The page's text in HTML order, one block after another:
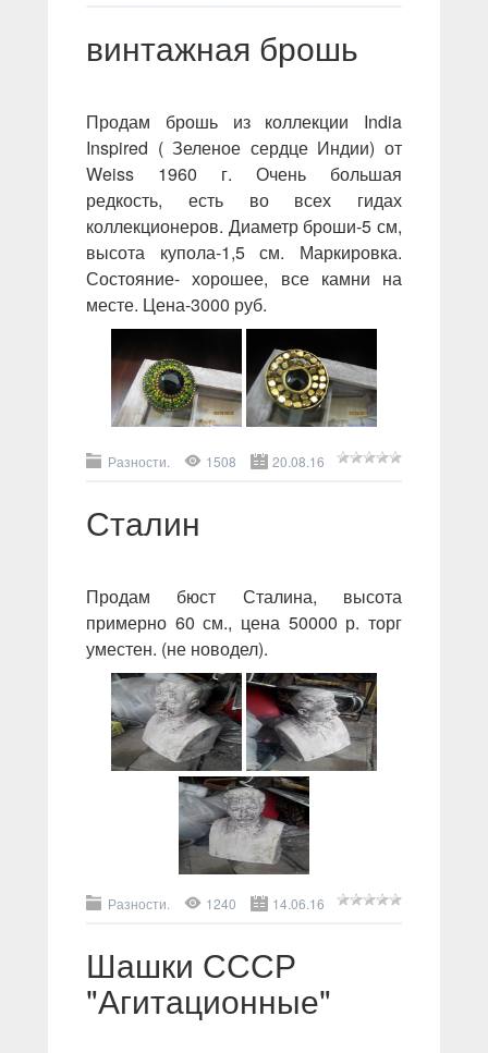
винтажная брошь
Продам брошь из коллекции India
Inspired ( Зеленое сердце Индии) от
Weiss 1960 г. Очень большая
редкость, есть во всех гидах
коллекционеров. Диаметр броши-5 см,
высота купола-1,5 см. Маркировка.
Состояние- хорошее, все камни на
месте. Цена-3000 руб.
Разности. 1508 20.08.16
Сталин
Продам бюст Сталина, высота
примерно 60 см., цена 50000 р. торг
уместен. (не новодел).
Разности. 1240 14.06.16
Шашки СССР
"Агитационные"